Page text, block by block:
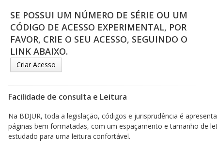
SE POSSUI UM NÚMERO DE SÉRIE OU UM
CÓDIGO DE ACESSO EXPERIMENTAL, POR
FAVOR, CRIE O SEU ACESSO, SEGUINDO O
LINK ABAIXO.
Criar Acesso
Facilidade de consulta e Leitura
Na BDJUR, toda a legislação, códigos e jurisprudência é
páginas bem formatadas, com um espaçamento e tamanho de
estudado para uma leitura confortável.